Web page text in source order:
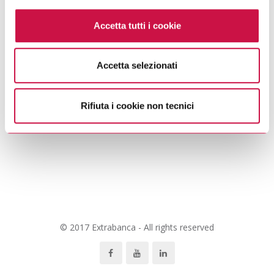
cookie, si rinvia alla Privacy Policy, la quale costituisce
parte integrante della cookie policy e si intende ivi
richiamata.
Se vuole saperne di più consultil’informativa sulla
privacy.
Accetta tutti i cookie
Accetta selezionati
Rifiuta i cookie non tecnici
Extratre/Extrabanca
Obligazioni StepUP
2011-2013
PREV NEXT
© 2017 Extrabanca - All rights reserved